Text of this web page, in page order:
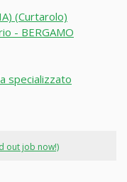
(Curtarolo)
- BERGAMO
specializzato
out job now!)